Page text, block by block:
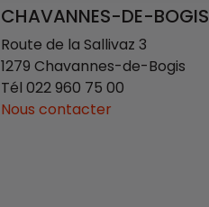
CHAVANNES-DE-BOGIS
Route de la Sallivaz 3
1279 Chavannes-de-Bogis
Tél 022 960 75 00
Nous contacter